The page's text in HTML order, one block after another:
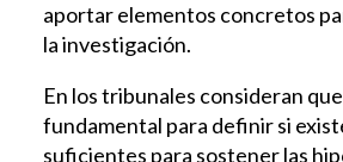
aportar elementos concretos
la investigación.
En los tribunales consideran
fundamental para definir si
suficientes para sostener las